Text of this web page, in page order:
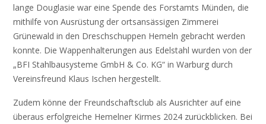
lange Douglasie war eine Spende des Forstamts Münden, die
mithilfe von Ausrüstung der ortsansässigen Zimmerei
Grünewald in den Dreschschuppen Hemeln gebracht werden
konnte. Die Wappenhalterungen aus Edelstahl wurden von der
„BFI Stahlbausysteme GmbH & Co. KG“ in Warburg durch
Vereinsfreund Klaus Ischen hergestellt.
Zudem könne der Freundschaftsclub als Ausrichter auf eine
überaus erfolgreiche Hemelner Kirmes 2024 zurückblicken. Bei